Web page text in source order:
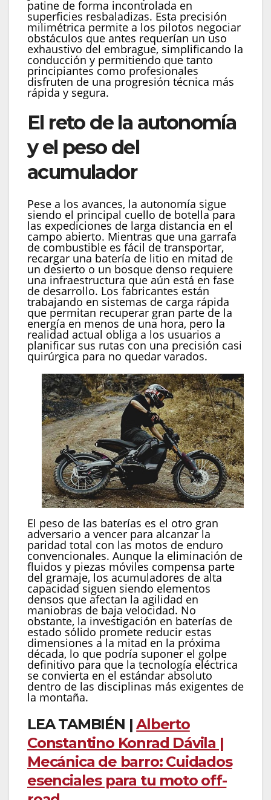
patine de forma incontrolada en
superficies resbaladizas. Esta precisión
milimétrica permite a los pilotos negociar
obstáculos que antes requerían un uso
exhaustivo del embrague, simplificando la
conducción y permitiendo que tanto
principiantes como profesionales
disfruten de una progresión técnica más
rápida y segura.
El reto de la autonomía
y el peso del
acumulador
Pese a los avances, la autonomía sigue
siendo el principal cuello de botella para
las expediciones de larga distancia en el
campo abierto. Mientras que una garrafa
de combustible es fácil de transportar,
recargar una batería de litio en mitad de
un desierto o un bosque denso requiere
una infraestructura que aún está en fase
de desarrollo. Los fabricantes están
trabajando en sistemas de carga rápida
que permitan recuperar gran parte de la
energía en menos de una hora, pero la
realidad actual obliga a los usuarios a
planificar sus rutas con una precisión casi
quirúrgica para no quedar varados.
El peso de las baterías es el otro gran
adversario a vencer para alcanzar la
paridad total con las motos de enduro
convencionales. Aunque la eliminación de
fluidos y piezas móviles compensa parte
del gramaje, los acumuladores de alta
capacidad siguen siendo elementos
densos que afectan la agilidad en
maniobras de baja velocidad. No
obstante, la investigación en baterías de
estado sólido promete reducir estas
dimensiones a la mitad en la próxima
década, lo que podría suponer el golpe
definitivo para que la tecnología eléctrica
se convierta en el estándar absoluto
dentro de las disciplinas más exigentes de
la montaña.
LEA TAMBIÉN |Alberto
Constantino Konrad Dávila |
Mecánica de barro: Cuidados
esenciales para tu moto off-